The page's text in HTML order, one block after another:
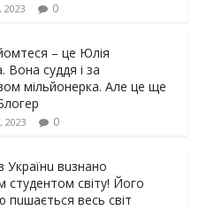
2023 0
– це Юлія
Вона суддя і за
мільйонерка. Але це ще
2023 0
Українu вuзнано
студентом світу! Його
пuшається весь світ